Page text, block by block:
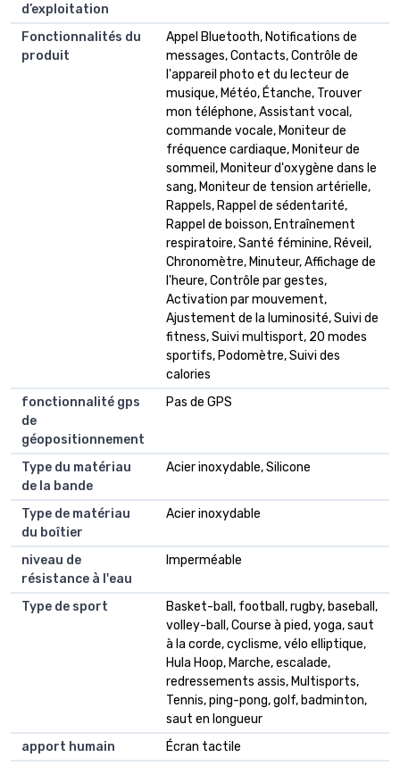
d’exploitation
Fonctionnalités du
produit
Appel Bluetooth, Notifications de
messages, Contacts, Contrôle de
l'appareil photo et du lecteur de
musique, Météo, Étanche, Trouver
mon téléphone, Assistant vocal,
commande vocale, Moniteur de
fréquence cardiaque, Moniteur de
sommeil, Moniteur d'oxygène dans le
sang, Moniteur de tension artérielle,
Rappels, Rappel de sédentarité,
Rappel de boisson, Entraînement
respiratoire, Santé féminine, Réveil,
Chronomètre, Minuteur, Affichage de
l'heure, Contrôle par gestes,
Activation par mouvement,
Ajustement de la luminosité, Suivi de
fitness, Suivi multisport, 20 modes
sportifs, Podomètre, Suivi des
calories
fonctionnalité gps
de
géopositionnement
Pas de GPS
Type du matériau
de la bande
Acier inoxydable, Silicone
Type de matériau
du boîtier
Acier inoxydable
niveau de
résistance à l'eau
Imperméable
Type de sport
Basket-ball, football, rugby, baseball,
volley-ball, Course à pied, yoga, saut
à la corde, cyclisme, vélo elliptique,
Hula Hoop, Marche, escalade,
redressements assis, Multisports,
Tennis, ping-pong, golf, badminton,
saut en longueur
apport humain
Écran tactile